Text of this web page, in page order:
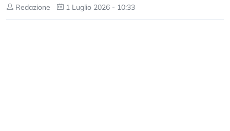
Redazione 1 Luglio 2026 - 10:33